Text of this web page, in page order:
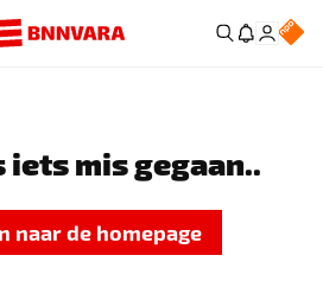
iets mis gegaan..
naar de homepage